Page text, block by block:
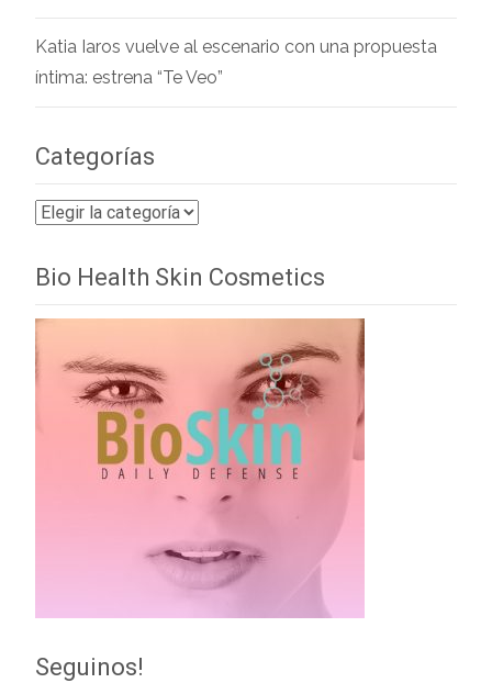
Katia Iaros vuelve al escenario con una propuesta
íntima: estrena “Te Veo”
Categorías
Categorías
Bio Health Skin Cosmetics
Seguinos!